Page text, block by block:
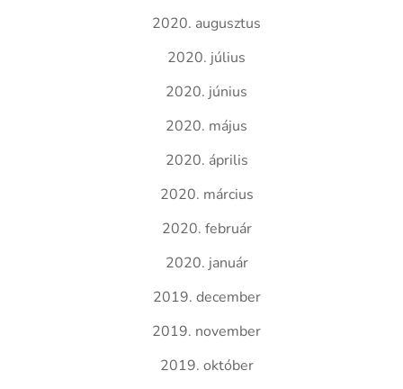
2020. augusztus
2020. július
2020. június
2020. május
2020. április
2020. március
2020. február
2020. január
2019. december
2019. november
2019. október